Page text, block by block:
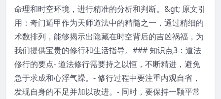
命理和时空环境，进行精准的分析和判断。&gt; 原文引
用：奇门遁甲作为天师道法中的精髓之一，通过精细的
术数排列，能够揭示出隐藏在时空背后的吉凶祸福，为
我们提供宝贵的修行和生活指导。### 知识点3：道法
修行的要点- 道法修行需要持之以恒，不断精进，避免
急于求成和心浮气躁。- 修行过程中要注重内观自省，
发现自身的不足并加以改进。- 同时，要保持一颗平常